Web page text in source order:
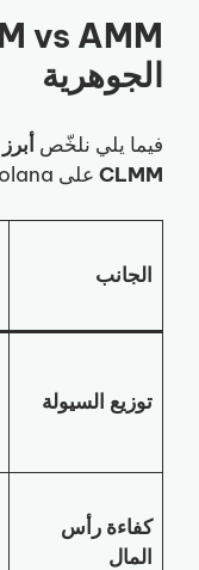
الجوهرية
فيما يلي نلخّص
CLMM على Solana، عبر مقارنة خصائصهما:
الجانب
توزيع السيولة
كفاءة رأس
المال